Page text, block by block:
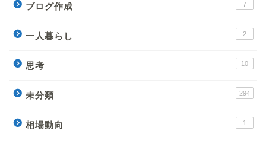
ブログ作成 7
一人暮らし 2
思考 10
未分類 294
相場動向 1